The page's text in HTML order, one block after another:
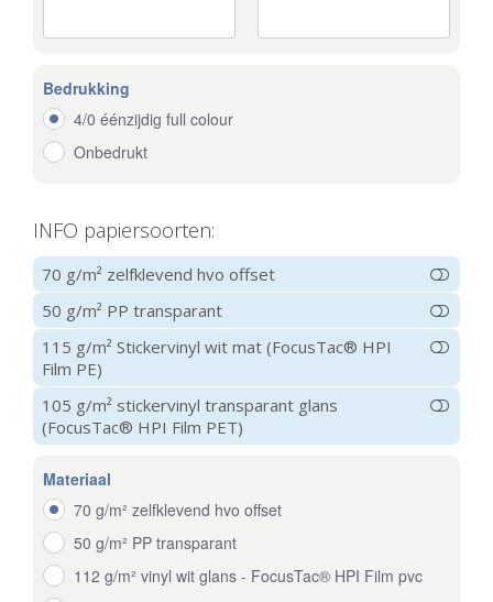
Bedrukking
4/0 éénzijdig full colour
Onbedrukt
INFO papiersoorten:
70 g/m² zelfklevend hvo offset
50 g/m² PP transparant
115 g/m² Stickervinyl wit mat (FocusTac® HPI
Film PE)
105 g/m² stickervinyl transparant glans
(FocusTac® HPI Film PET)
Materiaal
70 g/m² zelfklevend hvo offset
50 g/m² PP transparant
112 g/m² vinyl wit glans - FocusTac® HPI Film pvc